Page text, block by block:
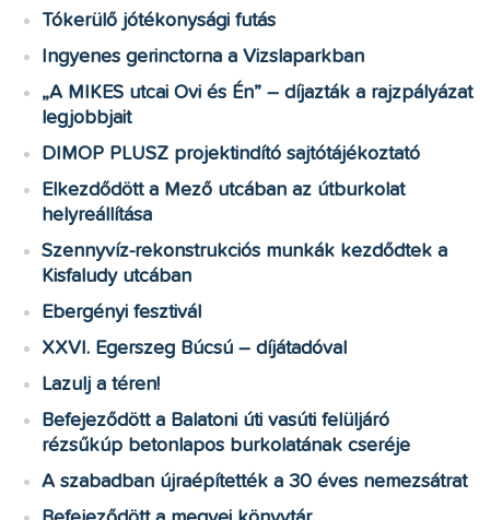
Tókerülő jótékonysági futás
Ingyenes gerinctorna a Vizslaparkban
„A MIKES utcai Ovi és Én” – díjazták a rajzpályázat
legjobbjait
DIMOP PLUSZ projektindító sajtótájékoztató
Elkezdődött a Mező utcában az útburkolat
helyreállítása
Szennyvíz-rekonstrukciós munkák kezdődtek a
Kisfaludy utcában
Ebergényi fesztivál
XXVI. Egerszeg Búcsú – díjátadóval
Lazulj a téren!
Befejeződött a Balatoni úti vasúti felüljáró
rézsűkúp betonlapos burkolatának cseréje
A szabadban újraépítették a 30 éves nemezsátrat